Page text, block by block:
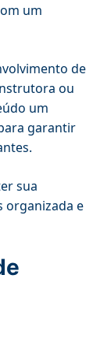
um
de
ou
um
garantir
sua
organizada e